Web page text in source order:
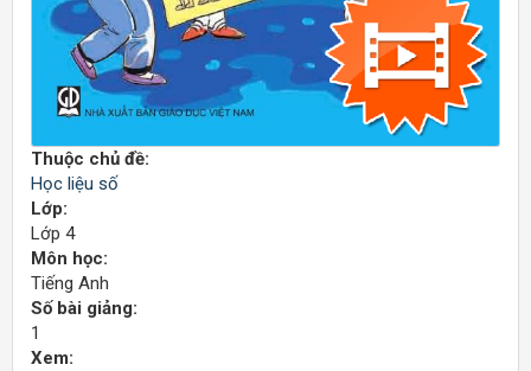
Thuộc chủ đề:
Học liệu số
Lớp:
Lớp 4
Môn học:
Tiếng Anh
Số bài giảng:
1
Xem: